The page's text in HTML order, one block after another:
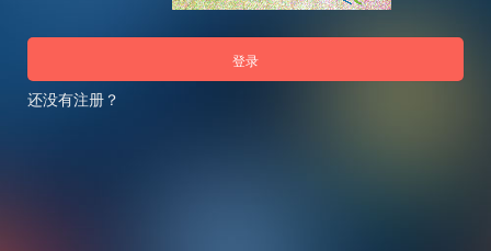
登录
还没有注册？